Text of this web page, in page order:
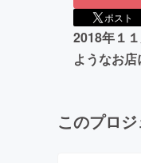
ポスト
2018年１
ようなお
このプロ